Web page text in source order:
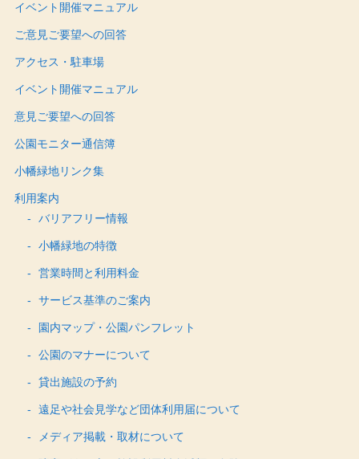
イベント開催マニュアル
ご意見ご要望への回答
アクセス・駐車場
イベント開催マニュアル
意見ご要望への回答
公園モニター通信簿
小幡緑地リンク集
利用案内
バリアフリー情報
小幡緑地の特徴
営業時間と利用料金
サービス基準のご案内
園内マップ・公園パンフレット
公園のマナーについて
貸出施設の予約
遠足や社会見学など団体利用届について
メディア掲載・取材について